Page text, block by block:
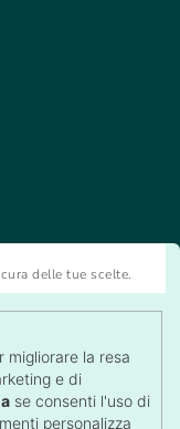
delle tue scelte.
migliorare la resa
e di
se consenti l'uso di
personalizza